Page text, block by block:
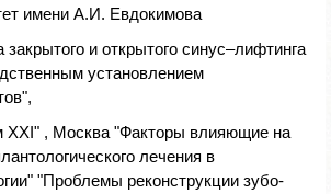
имени А.И. Евдокимова
и открытого синус–лифтинга
установлением
XXI" , Москва "Факторы влияющие на
лечения в
"Проблемы реконструкции зубо-